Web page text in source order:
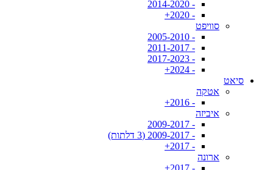
- 2014-2020
- 2020+
סוויפט
- 2005-2010
- 2011-2017
- 2017-2023
- 2024+
סיאט
אטקה
- 2016+
איביזה
- 2009-2017
- 2009-2017 (3 דלתות)
- 2017+
ארונה
- 2017+